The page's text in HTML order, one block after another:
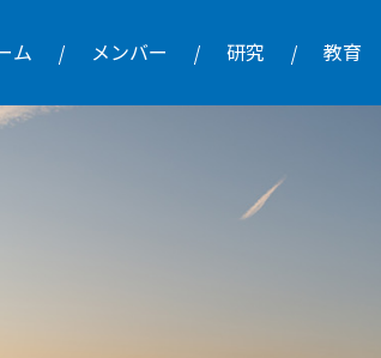
ム メンバー 研究 教育